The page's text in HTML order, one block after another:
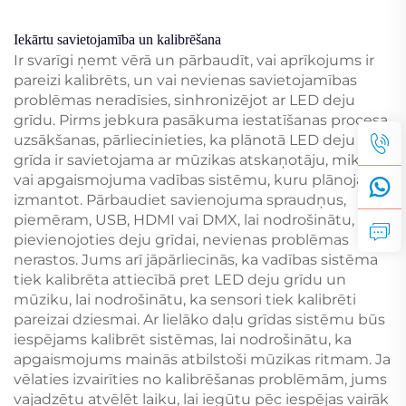
Iekārtu savietojamība un kalibrēšana
Ir svarīgi ņemt vērā un pārbaudīt, vai aprīkojums ir
pareizi kalibrēts, un vai nevienas savietojamības
problēmas neradīsies, sinhronizējot ar LED deju
grīdu. Pirms jebkura pasākuma iestatīšanas procesa
uzsākšanas, pārliecinieties, ka plānotā LED deju
grīda ir savietojama ar mūzikas atskaņotāju, mikseri
vai apgaismojuma vadības sistēmu, kuru plānojat
izmantot. Pārbaudiet savienojuma spraudņus,
piemēram, USB, HDMI vai DMX, lai nodrošinātu, ka
pievienojoties deju grīdai, nevienas problēmas
nerastos. Jums arī jāpārliecinās, ka vadības sistēma
tiek kalibrēta attiecībā pret LED deju grīdu un
mūziku, lai nodrošinātu, ka sensori tiek kalibrēti
pareizai dziesmai. Ar lielāko daļu grīdas sistēmu būs
iespējams kalibrēt sistēmas, lai nodrošinātu, ka
apgaismojums mainās atbilstoši mūzikas ritmam. Ja
vēlaties izvairīties no kalibrēšanas problēmām, jums
vajadzētu atvēlēt laiku, lai iegūtu pēc iespējas vairāk